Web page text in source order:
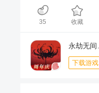
00:00/01:36
35 收藏
下载游戏